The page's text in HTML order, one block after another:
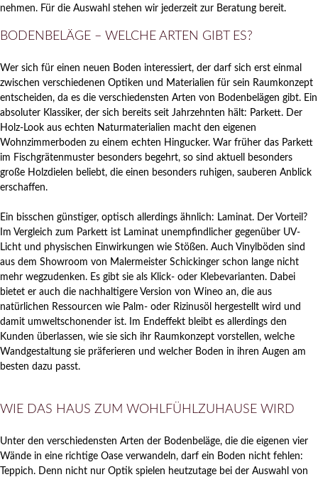
nehmen. Für die Auswahl stehen wir jederzeit zur Beratung bereit.
BODENBELÄGE – WELCHE ARTEN GIBT ES?
Wer sich für einen neuen Boden interessiert, der darf sich erst einmal
zwischen verschiedenen Optiken und Materialien für sein Raumkonzept
entscheiden, da es die verschiedensten Arten von Bodenbelägen gibt. Ein
absoluter Klassiker, der sich bereits seit Jahrzehnten hält: Parkett. Der
Holz-Look aus echten Naturmaterialien macht den eigenen
Wohnzimmerboden zu einem echten Hingucker. War früher das Parkett
im Fischgrätenmuster besonders begehrt, so sind aktuell besonders
große Holzdielen beliebt, die einen besonders ruhigen, sauberen Anblick
erschaffen.
Ein bisschen günstiger, optisch allerdings ähnlich: Laminat. Der Vorteil?
Im Vergleich zum Parkett ist Laminat unempfindlicher gegenüber UV-
Licht und physischen Einwirkungen wie Stößen. Auch Vinylböden sind
aus dem Showroom von Malermeister Schickinger schon lange nicht
mehr wegzudenken. Es gibt sie als Klick- oder Klebevarianten. Dabei
bietet er auch die nachhaltigere Version von Wineo an, die aus
natürlichen Ressourcen wie Palm- oder Rizinusöl hergestellt wird und
damit umweltschonender ist. Im Endeffekt bleibt es allerdings den
Kunden überlassen, wie sie sich ihr Raumkonzept vorstellen, welche
Wandgestaltung sie präferieren und welcher Boden in ihren Augen am
besten dazu passt.
WIE DAS HAUS ZUM WOHLFÜHLZUHAUSE WIRD
Unter den verschiedensten Arten der Bodenbeläge, die die eigenen vier
Wände in eine richtige Oase verwandeln, darf ein Boden nicht fehlen:
Teppich. Denn nicht nur Optik spielen heutzutage bei der Auswahl von